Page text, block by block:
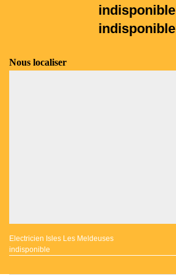
indisponible
indisponible
Nous localiser
Electricien Isles Les Meldeuses
indisponible